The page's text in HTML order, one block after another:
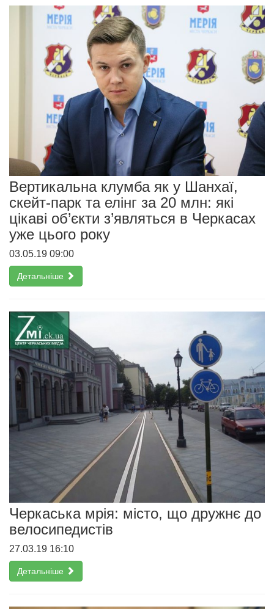
Вертикальна клумба як у Шанхаї,
скейт-парк та елінг за 20 млн: які
цікаві об’єкти з’являться в Черкасах
уже цього року
03.05.19 09:00
Детальніше
Черкаська мрія: місто, що дружнє до
велосипедистів
27.03.19 16:10
Детальніше